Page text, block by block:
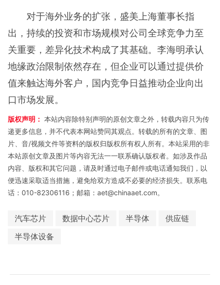
对于海外业务的扩张，盛美上海董事长指
出，持续的投资和市场规模对公司全球竞争力至
关重要，差异化技术构成了其基础。李海明承认
地缘政治限制依然存在，但企业可以通过提供价
值来触达海外客户，国内竞争日益推动企业向出
口市场发展。
版权声明： 本站内容除特别声明的原创文章之外，转载内容只为传
递更多信息，并不代表本网站赞同其观点。转载的所有的文章、图
片、音/视频文件等资料的版权归版权所有权人所有。本站采用的非
本站原创文章及图片等内容无法一一联系确认版权者。如涉及作品
内容、版权和其它问题，请及时通过电子邮件或电话通知我们，以
便迅速采取适当措施，避免给双方造成不必要的经济损失。联系电
话：010-82306116；邮箱：aet@chinaaet.com。
汽车芯片 数据中心芯片 半导体
供应链
半导体设备